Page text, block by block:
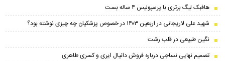
هافبک لیگ برتری با پرسپولیس ۴ ساله بست
شهید علی لاریجانی در اربعین ۱۴۰۳ در خصوص پزشکیان چه چیزی نوشته بود؟
نگین طبیعی در قلب رشت
تصمیم نهایی نساجی درباره فروش دانیال ایری و کسری طاهری